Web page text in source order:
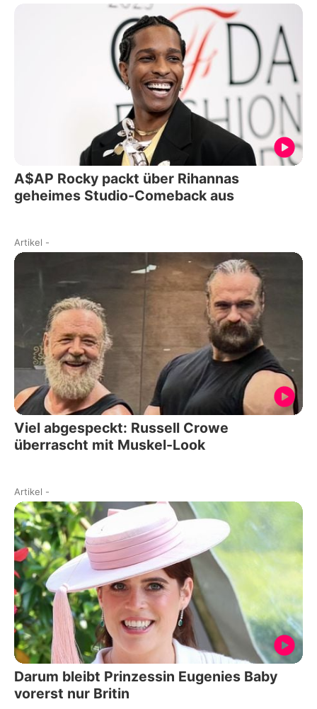
A$AP Rocky packt über Rihannas
geheimes Studio-Comeback aus
Artikel -
Viel abgespeckt: Russell Crowe
überrascht mit Muskel-Look
Artikel -
Darum bleibt Prinzessin Eugenies Baby
vorerst nur Britin